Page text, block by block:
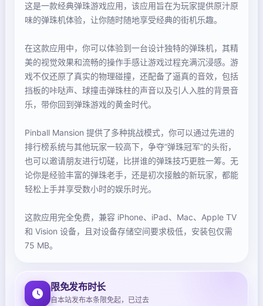
这是一款经典弹珠游戏应用，该应用旨在为玩家提供原汁原
味的弹珠机体验，让你随时随地享受经典的街机乐趣。
在这款应用中，你可以体验到一台设计独特的弹珠机，其精
美的视觉效果和流畅的操作手感让游戏过程充满沉浸感。游
戏不仅还原了真实的物理碰撞，还配备了逼真的音效，包括
挡板的咔哒声、球撞击弹珠柱的声音以及引人入胜的背景音
乐，带你回到弹珠游戏的黄金时代。
Pinball Mansion 提供了多种挑战模式，你可以通过先进的
排行榜系统与其他玩家一较高下，争夺“弹珠冠军”的头衔，
也可以邀请朋友进行切磋，比拼谁的弹珠技巧更胜一筹。无
论你是经验丰富的弹珠老手，还是初次接触的新玩家，都能
轻松上手并享受数小时的娱乐时光。
这款应用完全免费，兼容 iPhone、iPad、Mac、Apple TV
和 Vision 设备，且对设备存储空间要求极低，安装包仅需
75 MB。
限免发布时长
自本站发布本条限免起，已过去